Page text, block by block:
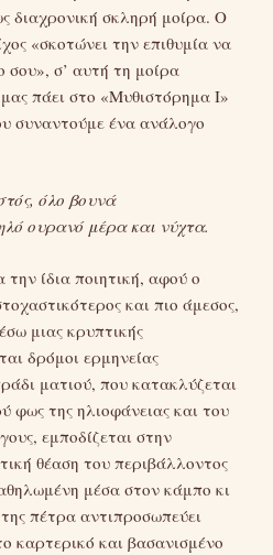
διαχρονική σκληρή μοίρα. Ο
«σκοτώνει την επιθυμία να
σου», σ’ αυτή τη μοίρα
πάει στο «Μυθιστόρημα Ι»
συναντούμε ένα ανάλογο
όλο βουνά
ουρανό μέρα και νύχτα.
την ίδια ποιητική, αφού ο
και πιο άμεσος,
μιας κρυπτικής
δρόμοι ερμηνείας
ματιού, που κατακλύζεται
φως της ηλιοφάνειας και του
εμποδίζεται στην
θέαση του περιβάλλοντος
μέσα στον κάμπο κι
πέτρα αντιπροσωπεύει
καρτερικό και βασανισμένο